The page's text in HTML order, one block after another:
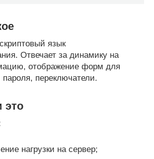
язык
Отвечает за динамику на
отображение форм для
пароля, переключатели.
это
нагрузки на сервер;